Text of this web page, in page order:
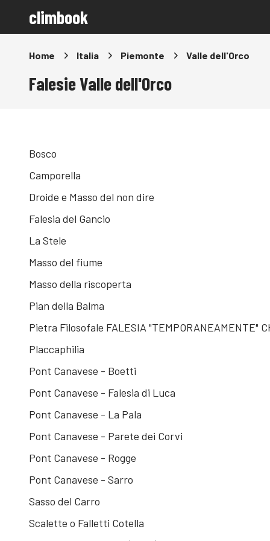
climbook
Home Italia Piemonte Valle dell'Orco
Falesie Valle dell'Orco
Bosco
Camporella
Droide e Masso del non dire
Falesia del Gancio
La Stele
Masso del fiume
Masso della riscoperta
Pian della Balma
Pietra Filosofale FALESIA "TEMPORANEAMENTE"
Placcaphilia
Pont Canavese - Boetti
Pont Canavese - Falesia di Luca
Pont Canavese - La Pala
Pont Canavese - Parete dei Corvi
Pont Canavese - Rogge
Pont Canavese - Sarro
Sasso del Carro
Scalette o Falletti Cotella